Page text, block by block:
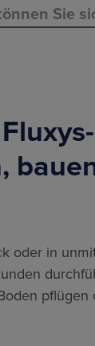
Sie
oder in
pflügen